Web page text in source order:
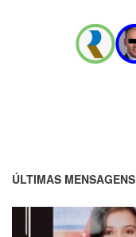
ÚLTIMAS MENSAGENS